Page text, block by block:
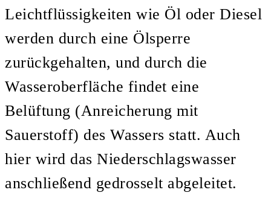
Leichtflüssigkeiten wie Öl oder Diesel
werden durch eine Ölsperre
zurückgehalten, und durch die
Wasseroberfläche findet eine
Belüftung (Anreicherung mit
Sauerstoff) des Wassers statt. Auch
hier wird das Niederschlagswasser
anschließend gedrosselt abgeleitet.